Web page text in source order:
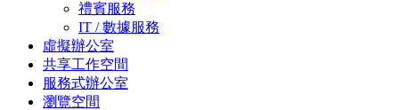
禮賓服務
IT / 數據服務
虛擬辦公室
共享工作空間
服務式辦公室
瀏覽空間